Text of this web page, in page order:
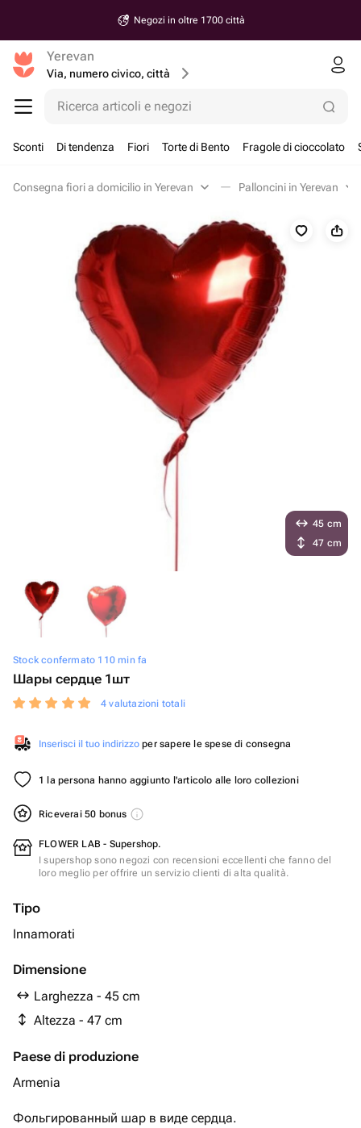
Negozi in oltre 1700 città
Yerevan
Via, numero civico, città
Ricerca articoli e negozi
Sconti Di tendenza Fiori Torte di Bento Fragole di cioccolato
Consegna fiori a domicilio in Yerevan Palloncini in Yerevan
Stock confermato 110 min fa
Шары сердце 1шт
4 valutazioni totali
Inserisci il tuo indirizzo per sapere le spese di consegna
1 la persona hanno aggiunto l'articolo alle loro collezioni
Riceverai 50 bonus
FLOWER LAB - Supershop.
I supershop sono negozi con recensioni eccellenti che fanno del
loro meglio per offrire un servizio clienti di alta qualità.
Tipo
Innamorati
Dimensione
Larghezza - 45 cm
Altezza - 47 cm
Paese di produzione
Armenia
45 cm
47 cm
Фольгированный шар в виде сердца.